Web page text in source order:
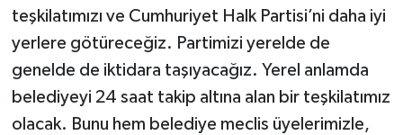
teşkilatımızı ve Cumhuriyet Halk Partisi’ni daha iyi
yerlere götüreceğiz. Partimizi yerelde de
genelde de iktidara taşıyacağız. Yerel anlamda
belediyeyi 24 saat takip altına alan bir teşkilatımız
olacak. Bunu hem belediye meclis üyelerimizle,